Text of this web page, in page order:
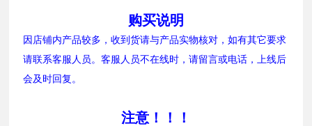
购买说明
因店铺内产品较多，收到货请与产品实物核对，如有其它要求
请联系客服人员。客服人员不在线时，请留言或电话，上线后
会及时回复。
注意！！！